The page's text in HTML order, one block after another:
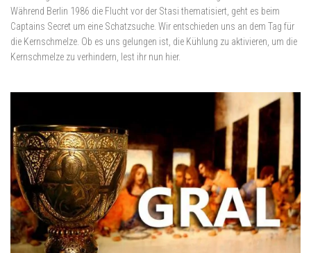
Während Berlin 1986 die Flucht vor der Stasi thematisiert, geht es beim
Captains Secret um eine Schatzsuche. Wir entschieden uns an dem Tag für
die Kernschmelze. Ob es uns gelungen ist, die Kühlung zu aktivieren, um die
Kernschmelze zu verhindern, lest ihr nun hier.